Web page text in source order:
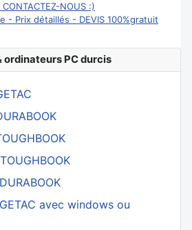
ordinateurs PC durcis
avec windows ou
NOUS :)
- Prix détaillés - DEVIS 100%gratuit